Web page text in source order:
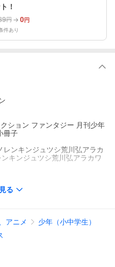
！
円 0円
件あり
ション ファンタジー 月刊少年
冊子
ンキンジュツシ荒川弘アラカ
キンジュツシ荒川弘アラカワ
陣が発動し、闇が世界を覆
の小人(ホムンクルス)の圧倒
エドやアル達。絶体絶命の危
る
アニメ
少年（小中学生）